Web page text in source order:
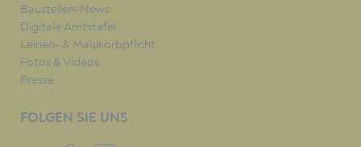
Baustellen-News
Digitale Amtstafel
Leinen- & Maulkorbpflicht
Fotos & Videos
Presse
FOLGEN SIE UNS